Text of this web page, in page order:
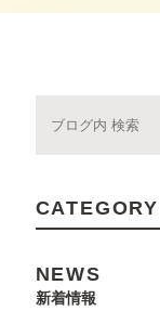
CATEGORY
NEWS
新着情報